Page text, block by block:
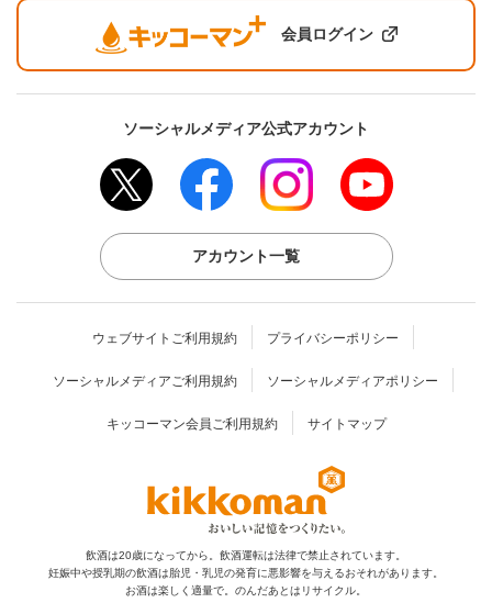
会員ログイン
ソーシャルメディア公式アカウント
アカウント一覧
ウェブサイトご利用規約 プライバシーポリシー
ソーシャルメディアご利用規約 ソーシャルメディアポリシー
キッコーマン会員ご利用規約 サイトマップ
飲酒は20歳になってから。飲酒運転は法律で禁止されています。
妊娠中や授乳期の飲酒は胎児・乳児の発育に悪影響を与えるおそれがあります。
お酒は楽しく適量で。のんだあとはリサイクル。